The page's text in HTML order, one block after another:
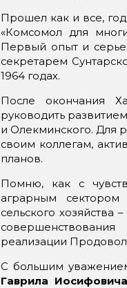
Прошел как и все,
«Комсомол для
Первый опыт и
секретарем
1964 годах.
После окончания
руководить
и Олекминского. Для
своим коллегам,
планов.
Помню, как с
аграрным
сельского хозяйства
реализации
С большим
Гаврила